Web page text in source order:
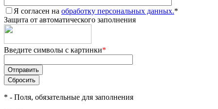
Я согласен на обработку персональных данных.*
Защита от автоматического заполнения
Введите символы с картинки*
* - Поля, обязательные для заполнения